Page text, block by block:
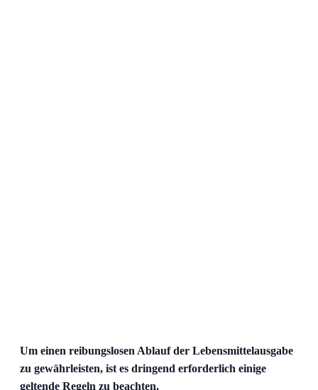
Um einen reibungslosen Ablauf der Lebensmittelausgabe
zu gewährleisten, ist es dringend erforderlich einige
geltende Regeln zu beachten.